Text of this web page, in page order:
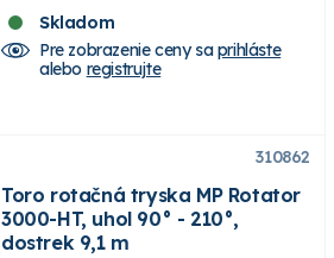
Skladom
Pre zobrazenie ceny saprihláste
alebo registrujte
310862
Toro rotačná tryska MP Rotator
3000-HT, uhol 90° - 210°,
dostrek 9,1 m